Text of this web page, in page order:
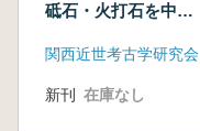
砥石・火打石を中心
関西近世考古学研究会
新刊 在庫なし